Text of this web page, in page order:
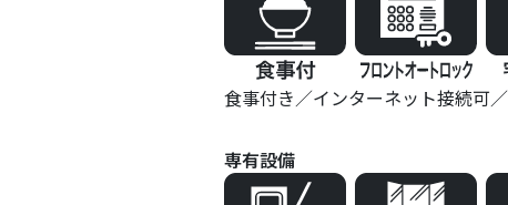
食事付き インターネット接続可
専有設備